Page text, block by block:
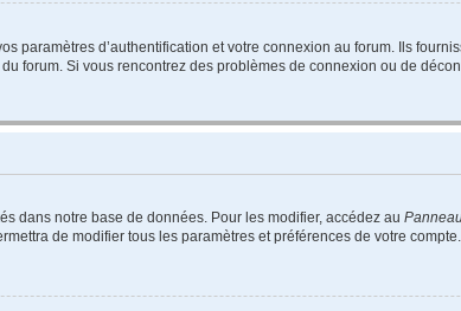
paramètres d’authentification et votre connexion au forum. Ils
forum. Si vous rencontrez des problèmes de connexion ou de
dans notre base de données. Pour les modifier, accédez au
de modifier tous les paramètres et préférences de votre compte.